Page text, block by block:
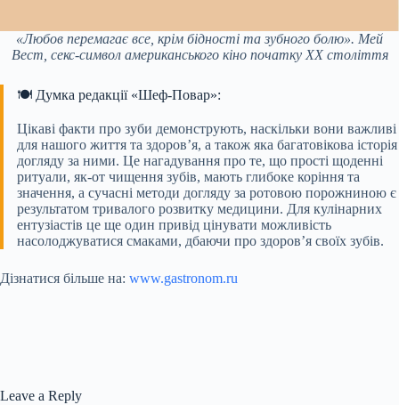
«Любов перемагає все, крім бідності та зубного болю». Мей
Вест, секс-символ американського кіно початку ХХ століття
🍽️ Думка редакції «Шеф-Повар»:
Цікаві факти про зуби демонструють, наскільки вони важливі
для нашого життя та здоров’я, а також яка багатовікова історія
догляду за ними. Це нагадування про те, що прості щоденні
ритуали, як-от чищення зубів, мають глибоке коріння та
значення, а сучасні методи догляду за ротовою порожниною є
результатом тривалого розвитку медицини. Для кулінарних
ентузіастів це ще один привід цінувати можливість
насолоджуватися смаками, дбаючи про здоров’я своїх зубів.
Дізнатися більше на: www.gastronom.ru
Leave a Reply